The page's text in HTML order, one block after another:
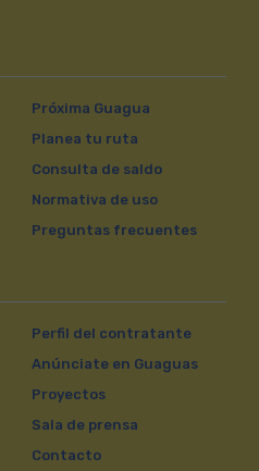
Próxima Guagua
Planea tu ruta
Consulta de saldo
Normativa de uso
Preguntas frecuentes
Perfil del contratante
Anúnciate en Guaguas
Proyectos
Sala de prensa
Contacto